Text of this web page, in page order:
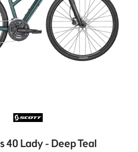
40 Lady - Deep Teal